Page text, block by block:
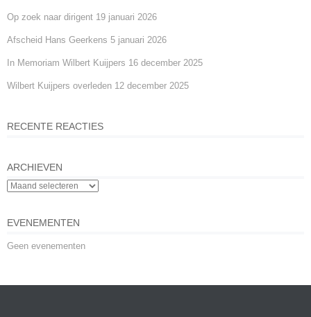
Op zoek naar dirigent 19 januari 2026
Afscheid Hans Geerkens 5 januari 2026
In Memoriam Wilbert Kuijpers 16 december 2025
Wilbert Kuijpers overleden 12 december 2025
RECENTE REACTIES
ARCHIEVEN
EVENEMENTEN
Geen evenementen